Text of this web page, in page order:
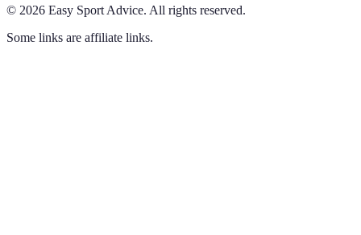
© 2026 Easy Sport Advice. All rights reserved.
Some links are affiliate links.